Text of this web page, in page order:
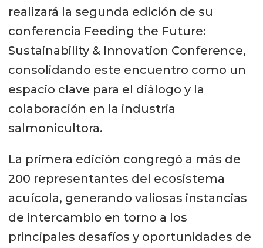
realizará la segunda edición de su
conferencia Feeding the Future:
Sustainability & Innovation Conference,
consolidando este encuentro como un
espacio clave para el diálogo y la
colaboración en la industria
salmonicultora.
La primera edición congregó a más de
200 representantes del ecosistema
acuícola, generando valiosas instancias
de intercambio en torno a los
principales desafíos y oportunidades de